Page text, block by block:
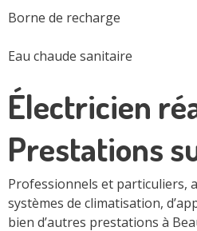
Borne de recharge
Eau chaude sanitaire
Électricien
Prestations
Professionnels et particuliers,
systèmes de climatisation,
bien d’autres prestations à